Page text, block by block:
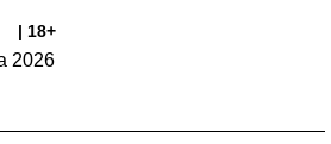
| 18+
2026